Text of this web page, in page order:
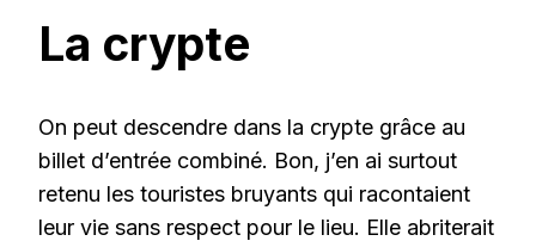
La crypte
On peut descendre dans la crypte grâce au
billet d’entrée combiné. Bon, j’en ai surtout
retenu les touristes bruyants qui racontaient
leur vie sans respect pour le lieu. Elle abriterait